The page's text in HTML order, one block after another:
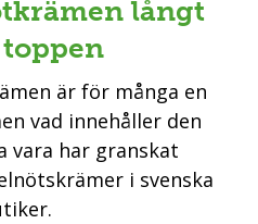
långt
är för många en
vad innehåller den
vara har granskat
i svenska